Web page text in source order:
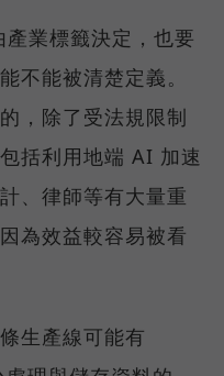
業標籤決定，也要
不能被清楚定義。
，除了受法規限制
括利用地端 AI 加速
、律師等有大量重
為效益較容易被看
生產線可能有